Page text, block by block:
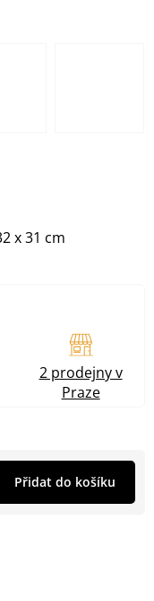
x 31 cm
Přidat do košíku
2 prodejny v
Praze